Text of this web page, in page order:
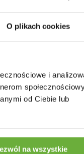
O plikach cookies
i
od Ciebie lub
na wszystkie